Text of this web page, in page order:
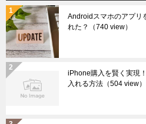
Androidスマホのアプリ
れた？
（740 view）
iPhone購入を賢く実現
入れる方法 （504 view）